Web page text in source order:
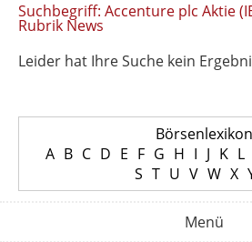
Suchbegriff: Accenture plc Aktie
Rubrik News
Leider hat Ihre Suche kein
Börsenlexikon
A B C D E F G H I J K L
S T U V W X
Menü